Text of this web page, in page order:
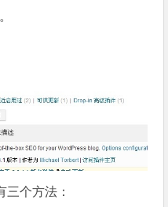
个方法：